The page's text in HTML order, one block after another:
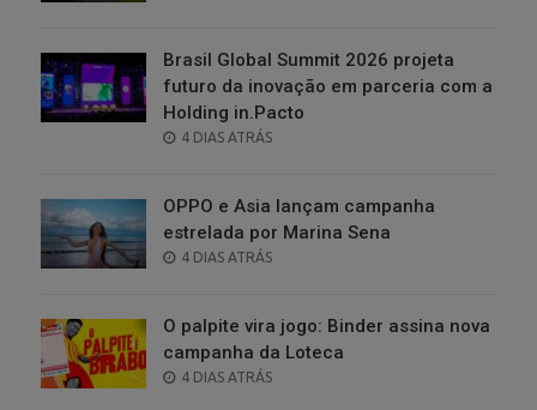
Brasil Global Summit 2026 projeta
futuro da inovação em parceria com a
Holding in.Pacto
POSTED
4 DIAS ATRÁS
OPPO e Asia lançam campanha
estrelada por Marina Sena
POSTED
4 DIAS ATRÁS
O palpite vira jogo: Binder assina nova
campanha da Loteca
POSTED
4 DIAS ATRÁS